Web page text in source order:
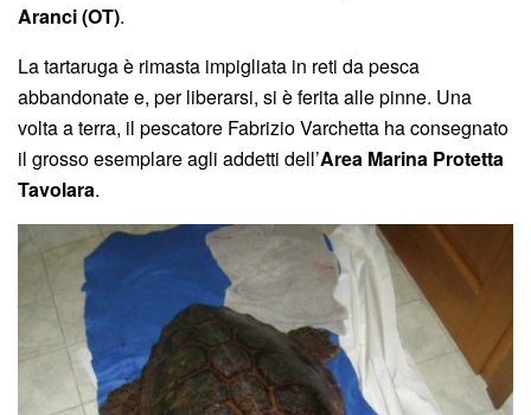
Aranci (OT).
La tartaruga è rimasta impigliata in reti da pesca
abbandonate e, per liberarsi, si è ferita alle pinne. Una
volta a terra, il pescatore Fabrizio Varchetta ha consegnato
il grosso esemplare agli addetti dell’Area Marina Protetta
Tavolara.